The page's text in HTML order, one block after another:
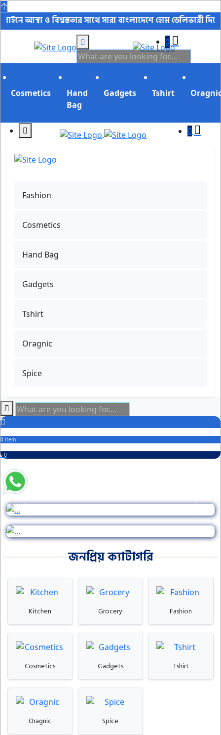
বিশ্বস্ততার সাথে সারা বাংলাদেশে হোম ডেলিভারী দিয়ে
0
Cosmetics
Hand
Bag
Gadgets Tshirt
0
Fashion
Cosmetics
Hand Bag
Gadgets
Tshirt
Oragnic
Spice
0 item
৳ 0
Previous Next
জনপ্রিয় ক্যাটাগরি
Kitchen Grocery Fashion
Cosmetics Gadgets Tshirt
Oragnic Spice